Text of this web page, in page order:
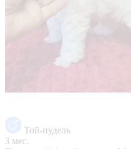
Той-пудель
3 мес.